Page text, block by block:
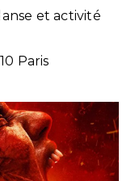
et activité
Paris